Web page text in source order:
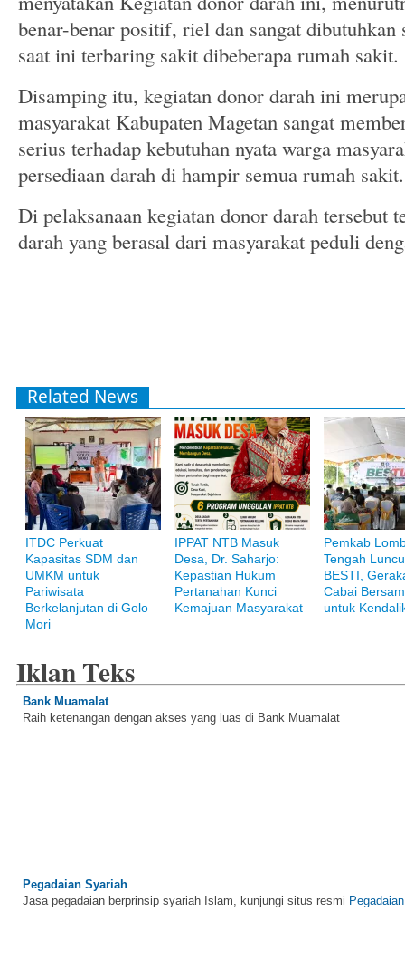
benar-benar positif, riel dan sangat dibutuhkan
saat ini terbaring sakit dibeberapa rumah sakit.
Disamping itu, kegiatan donor darah ini
masyarakat Kabupaten Magetan sangat
serius terhadap kebutuhan nyata warga
persediaan darah di hampir semua rumah sakit.
Di pelaksanaan kegiatan donor darah tersebut
darah yang berasal dari masyarakat peduli
Related News
ITDC Perkuat
Kapasitas SDM dan
UMKM untuk
Pariwisata
Berkelanjutan di Golo
Mori
IPPAT NTB Masuk
Desa, Dr. Saharjo:
Kepastian Hukum
Pertanahan Kunci
Kemajuan Masyarakat
Pemkab
Tengah
BESTI,
Cabai
untuk
Iklan Teks
Bank Muamalat
Raih ketenangan dengan akses yang luas di Bank Muamalat
Pegadaian Syariah
Jasa pegadaian berprinsip syariah Islam, kunjungi situs resmi